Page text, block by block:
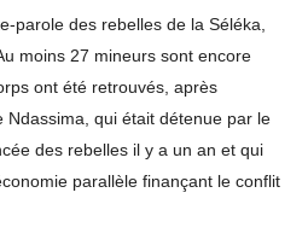
parole des rebelles de la Séléka,
moins 27 mineurs sont encore
ont été retrouvés, après
Ndassima, qui était détenue par le
des rebelles il y a un an et qui
parallèle finançant le conflit